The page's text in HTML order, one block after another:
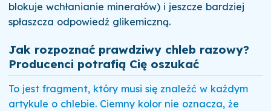
blokuje wchłanianie minerałów) i jeszcze bardziej
spłaszcza odpowiedź glikemiczną.
Jak rozpoznać prawdziwy chleb razowy?
Producenci potrafią Cię oszukać
To jest fragment, który musi się znaleźć w każdym
artykule o chlebie. Ciemny kolor nie oznacza, że